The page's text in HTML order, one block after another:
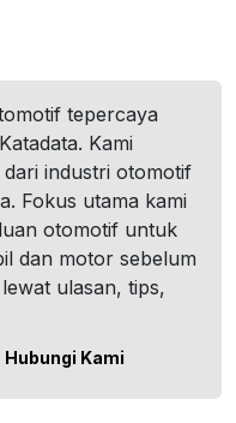
tepercaya
Kami
industri otomotif
Fokus utama kami
otomotif untuk
dan motor sebelum
ulasan, tips,
Hubungi Kami